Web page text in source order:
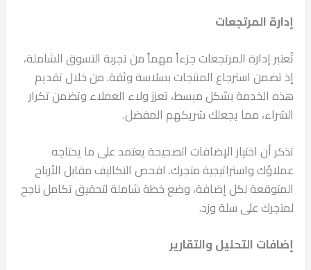
إدارة المرتجعات
تُعتبر إدارة المرتجعات جزءاً مهماً من تجربة التسوق الشاملة،
إذ تضمن استرجاع المنتجات بسلاسة وثقة. من خلال تقديم
هذه الخدمة بشكل مبسط، تعزز ولاء العملاء وتضمن تكرار
الشراء، مما يجعلك شريكهم المفضل.
تذكر أن اختيار الإضافات الصحيحة يعتمد على ما يحتاجه
عملاؤك واستراتيجية متجرك. افحص التكاليف مقابل الأرباح
المتوقعة لكل إضافة، وضع خطة شاملة لتحقيق تكامل ناجح
لمتجرك على سلة وزد.
إضافات التحليل والتقارير